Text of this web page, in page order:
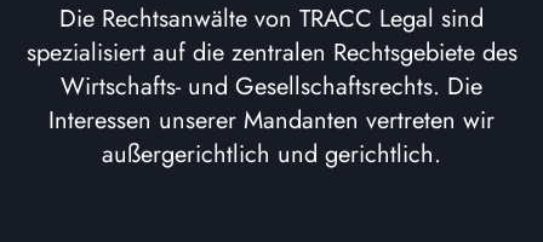
Die Rechtsanwälte von TRACC Legal sind
spezialisiert auf die zentralen Rechtsgebiete des
Wirtschafts- und Gesellschaftsrechts. Die
Interessen unserer Mandanten vertreten wir
außergerichtlich und gerichtlich.